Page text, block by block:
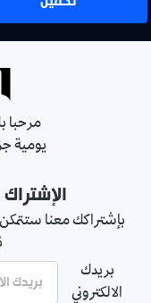
مرحبا
يومية
بإشتراكك معنا
بريدك
الالكتروني